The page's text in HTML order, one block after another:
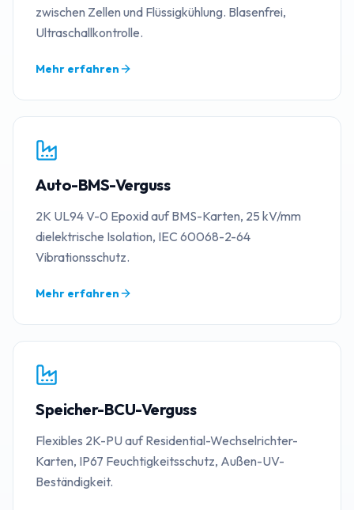
zwischen Zellen und Flüssigkühlung. Blasenfrei,
Ultraschallkontrolle.
Mehr erfahren
Auto-BMS-Verguss
2K UL94 V-0 Epoxid auf BMS-Karten, 25 kV/mm
dielektrische Isolation, IEC 60068-2-64
Vibrationsschutz.
Mehr erfahren
Speicher-BCU-Verguss
Flexibles 2K-PU auf Residential-Wechselrichter-
Karten, IP67 Feuchtigkeitsschutz, Außen-UV-
Beständigkeit.